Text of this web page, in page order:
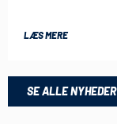
LÆS MERE
SE ALLE NYHEDER